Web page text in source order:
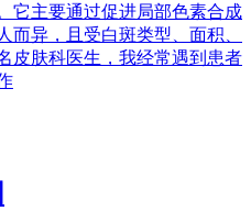
它主要通过促进局部色素合成
而异，且受白斑类型、面积、
皮肤科医生，我经常遇到患者